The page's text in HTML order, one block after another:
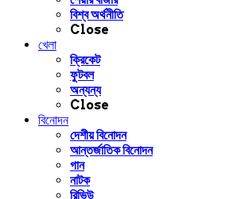
বিশ্ব অর্থনীতি
Close
খেলা
ক্রিকেট
ফুটবল
অন্যন্য
Close
বিনোদন
দেশীয় বিনোদন
আন্তর্জাতিক বিনোদন
গান
নাটক
রিভিউ